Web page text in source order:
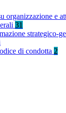
organizzazione e
31
strategico-
di condotta 2